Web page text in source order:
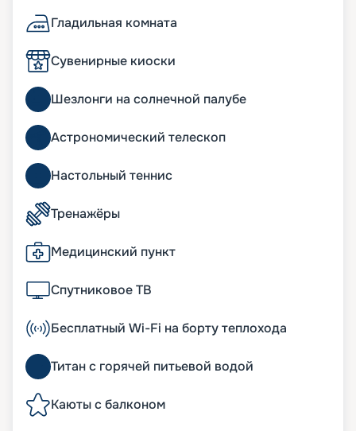
Гладильная комната
Сувенирные киоски
Шезлонги на солнечной палубе
Астрономический телескоп
Настольный теннис
Тренажёры
Медицинский пункт
Спутниковое ТВ
Бесплатный Wi-Fi на борту теплохода
Титан с горячей питьевой водой
Каюты с балконом